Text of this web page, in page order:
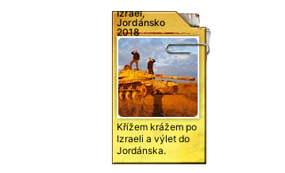
Izrael,
Jordánsko
2018
Křížem krážem po
Izraeli a výlet do
Jordánska.
Jerusalém, Tel